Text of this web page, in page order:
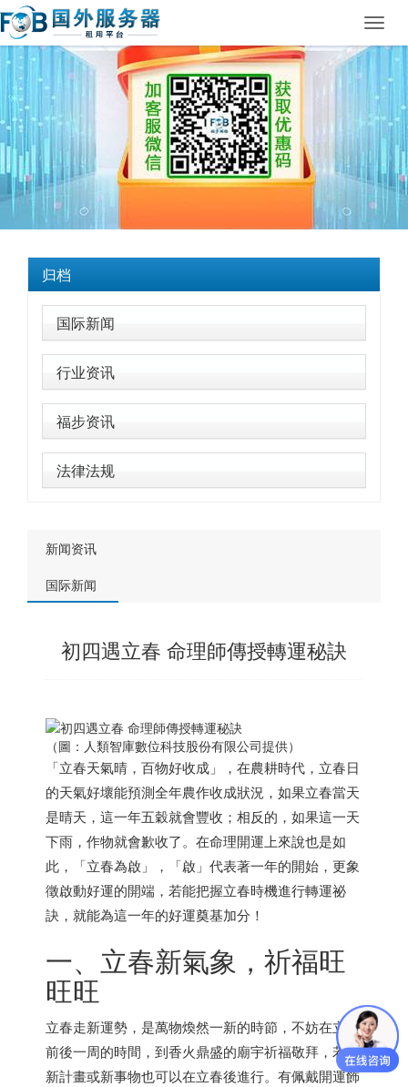
归档
国际新闻
行业资讯
福步资讯
法律法规
新闻资讯
国际新闻
初四遇立春 命理師傳授轉運秘訣
（圖：人類智庫數位科技股份有限公司提供）
「立春天氣晴，百物好收成」，在農耕時代，立春日
的天氣好壞能預測全年農作收成狀況，如果立春當天
是晴天，這一年五穀就會豐收；相反的，如果這一天
下雨，作物就會歉收了。在命理開運上來說也是如
此，「立春為啟」，「啟」代表著一年的開始，更象
徵啟動好運的開端，若能把握立春時機進行轉運祕
訣，就能為這一年的好運奠基加分！
一、立春新氣象，祈福旺
旺旺
立春走新運勢，是萬物煥然一新的時節，不妨在立春
前後一周的時間，到香火鼎盛的廟宇祈福敬拜，若有
新計畫或新事物也可以在立春後進行。有佩戴開運飾